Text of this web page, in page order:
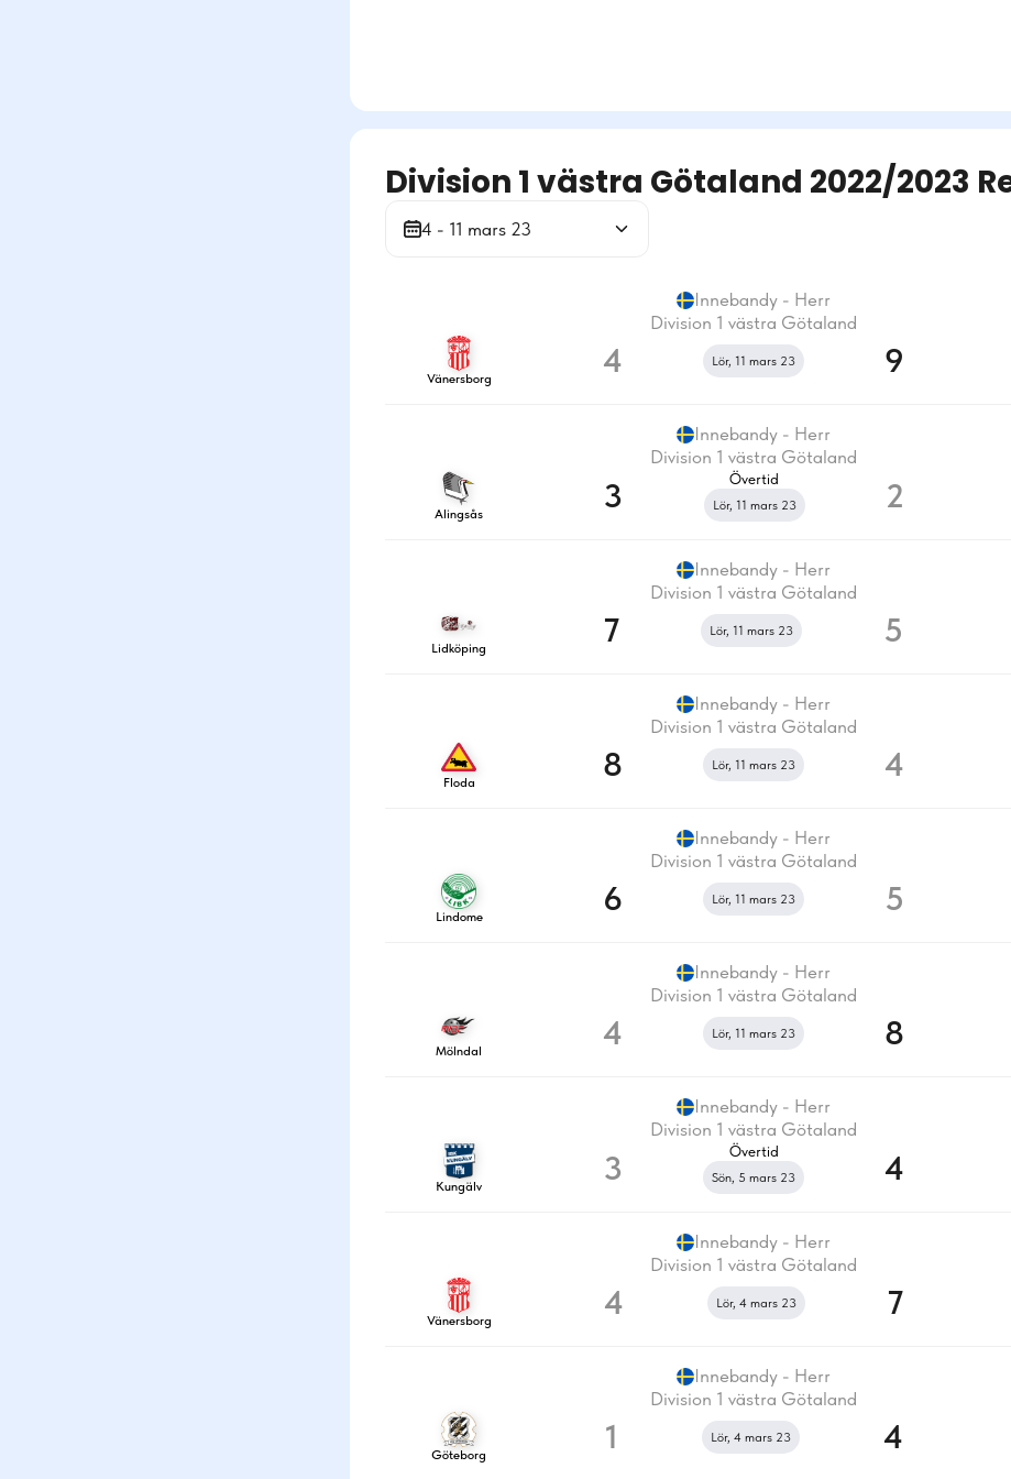
Division 1 västra Götaland 2022/2023
4 - 11 mars 23
Innebandy - Herr
Division 1 västra Götaland
Vänersborg 4 Lör, 11 mars 23 9
Innebandy - Herr
Division 1 västra Götaland
Alingsås 3 Övertid
Lör, 11 mars 23 2
Innebandy - Herr
Division 1 västra Götaland
Lidköping 7 Lör, 11 mars 23 5
Innebandy - Herr
Division 1 västra Götaland
Floda 8 Lör, 11 mars 23 4
Innebandy - Herr
Division 1 västra Götaland
Lindome 6 Lör, 11 mars 23 5
Innebandy - Herr
Division 1 västra Götaland
Mölndal 4 Lör, 11 mars 23 8
Innebandy - Herr
Division 1 västra Götaland
Kungälv 3 Övertid
Sön, 5 mars 23 4
Innebandy - Herr
Division 1 västra Götaland
Vänersborg 4 Lör, 4 mars 23 7
Innebandy - Herr
Division 1 västra Götaland
Göteborg 1 Lör, 4 mars 23 4